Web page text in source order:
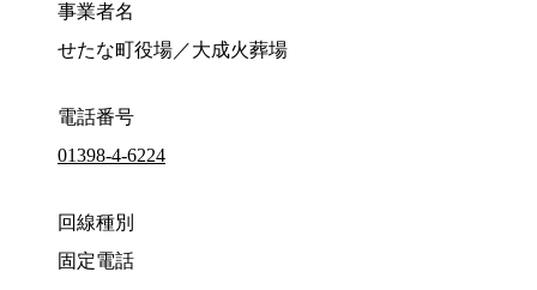
事業者名
せたな町役場／大成火葬場
電話番号
01398-4-6224
回線種別
固定電話